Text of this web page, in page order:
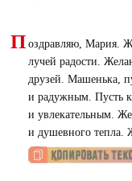
П оздравляю, Мария.
лучей радости.
друзей. Машенька,
и радужным. Пусть
и увлекательным.
и душевного тепла.